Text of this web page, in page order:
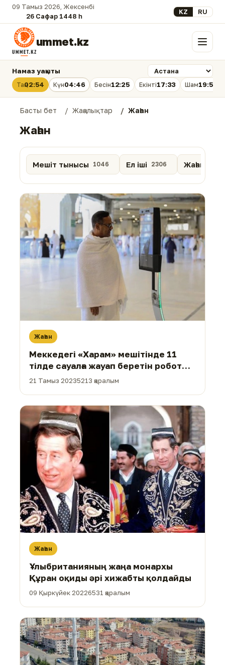
09 Тамыз 2026, Жексенбі
26 Сафар 1448 һ.
Select your
KZ RU
ummet.kz Мәзір
Намаз уақыты
Таң02:54 Күн04:46 Бесін12:25 Екінті17:33 Шам19:53
Басты бет Жаңалықтар Жаһан
Жаһан
Мешіт тынысы 1046 Ел іші 2306 Жаһан
Жаһан
Меккедегі «Харам» мешітінде 11
тілде сауалға жауап беретін робот
пайда болды
21 Тамыз 20235213 қаралым
Жаһан
Ұлыбританияның жаңа монархы
Құран оқиды әрі хижабты қолдайды
09 Қыркүйек 20226531 қаралым